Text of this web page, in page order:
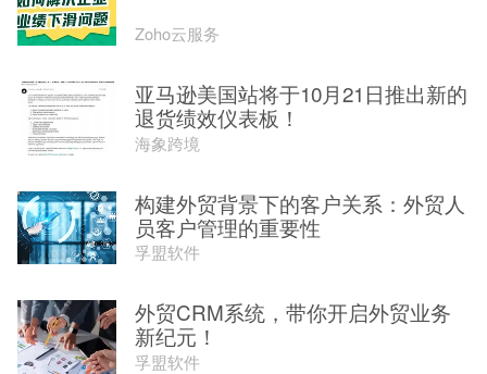
Zoho云服务
亚马逊美国站将于10月21日推出新的
退货绩效仪表板！
海象跨境
构建外贸背景下的客户关系：外贸人
员客户管理的重要性
孚盟软件
外贸CRM系统，带你开启外贸业务
新纪元！
孚盟软件